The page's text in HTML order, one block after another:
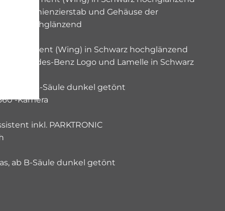
und Gehäuse der
hochglänzend
Zierelement (Wing) in Schwarz hochglänzend
Mercedes-Benz Logo und Lamelle in Schwarz
ab B-Säule dunkel getönt
-Kamera
inkl. PARKTRONIC
ab B-Säule dunkel getönt